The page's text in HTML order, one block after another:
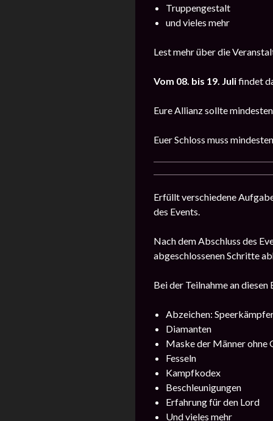
Truppengestalt
und vieles mehr
Lest mehr über die
Vom 08. bis 19. Julifindet
Eure Allianz sollte
Euer Schloss muss
Erfüllt verschiedene
des Events.
Nach dem Abschluss des
abgeschlossenen Schritte
Bei der Teilnahme an
Abzeichen:
Diamanten
Maske der Männer ohne
Fesseln
Kampfkodex
Beschleunigungen
Erfahrung für den Lord
Und vieles mehr